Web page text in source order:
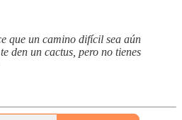
que un camino difícil sea aún
den un cactus, pero no tienes